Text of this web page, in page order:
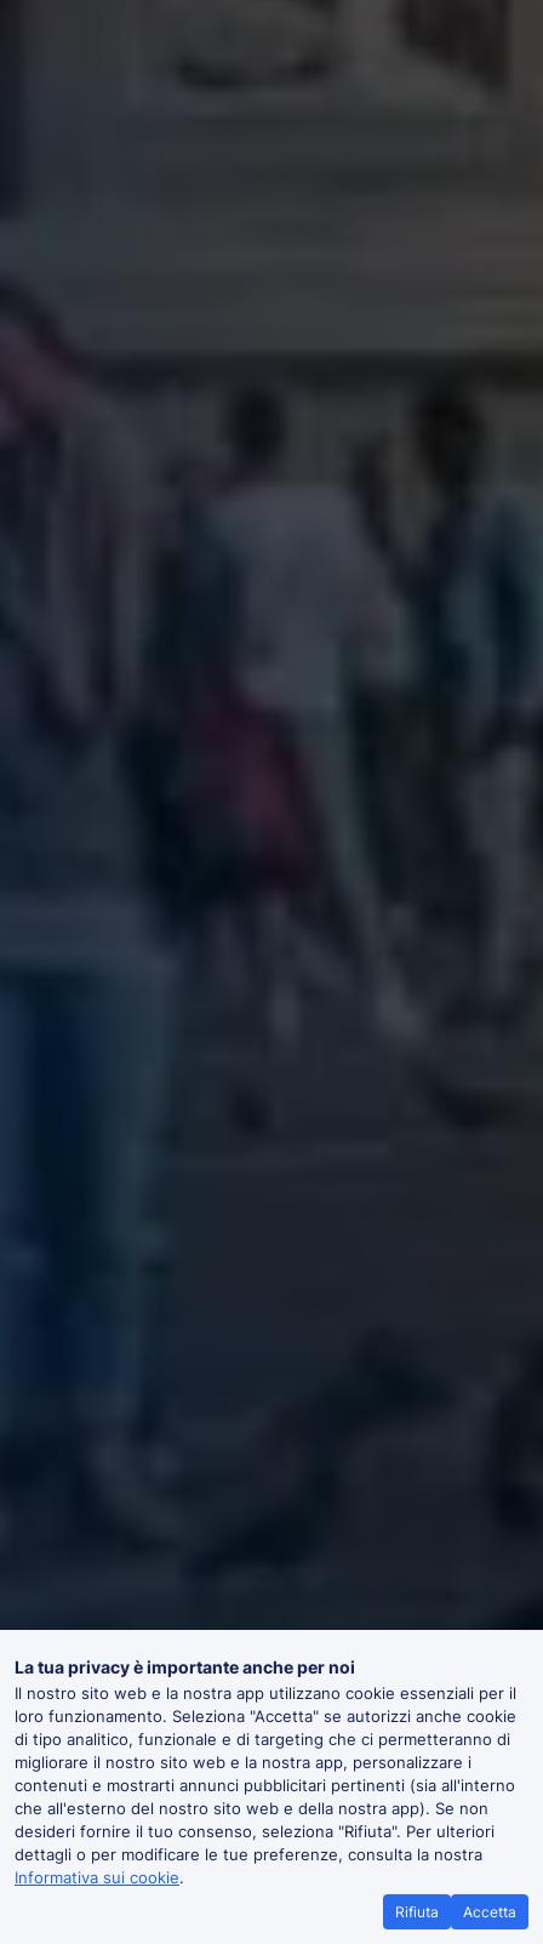
La tua privacy è importante anche per noi
Il nostro sito web e la nostra app utilizzano cookie essenziali per il
loro funzionamento. Seleziona "Accetta" se autorizzi anche cookie
di tipo analitico, funzionale e di targeting che ci permetteranno di
migliorare il nostro sito web e la nostra app, personalizzare i
contenuti e mostrarti annunci pubblicitari pertinenti (sia all'interno
che all'esterno del nostro sito web e della nostra app). Se non
desideri fornire il tuo consenso, seleziona "Rifiuta". Per ulteriori
dettagli o per modificare le tue preferenze, consulta la nostra
Informativa sui cookie.
Rifiuta Accetta